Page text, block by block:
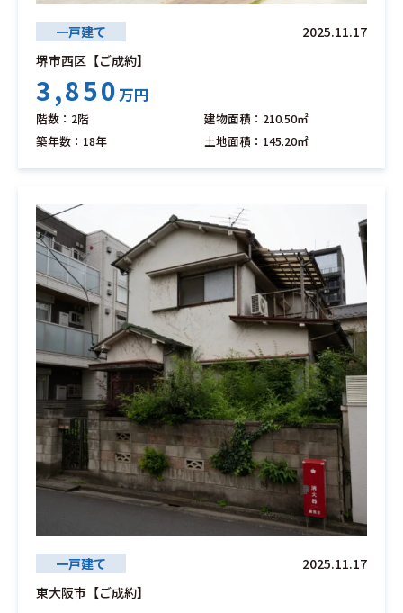
一戸建て
2025.11.17
堺市西区【ご成約】
3,850万円
階数：2階
建物面積：210.50㎡
築年数：18年
土地面積：145.20㎡
一戸建て
2025.11.17
東大阪市【ご成約】